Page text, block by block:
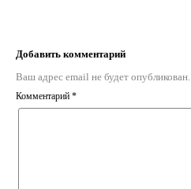
Добавить комментарий
Ваш адрес email не будет опубликован.
Комментарий *